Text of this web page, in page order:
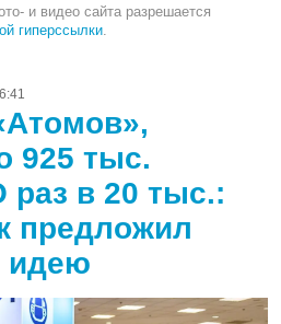
и видео сайта разрешается
гиперссылки.
925 тыс.
раз в 20 тыс.:
предложил
идею